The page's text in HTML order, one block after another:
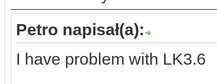
Petro napisał(a):
I have problem with LK3.6